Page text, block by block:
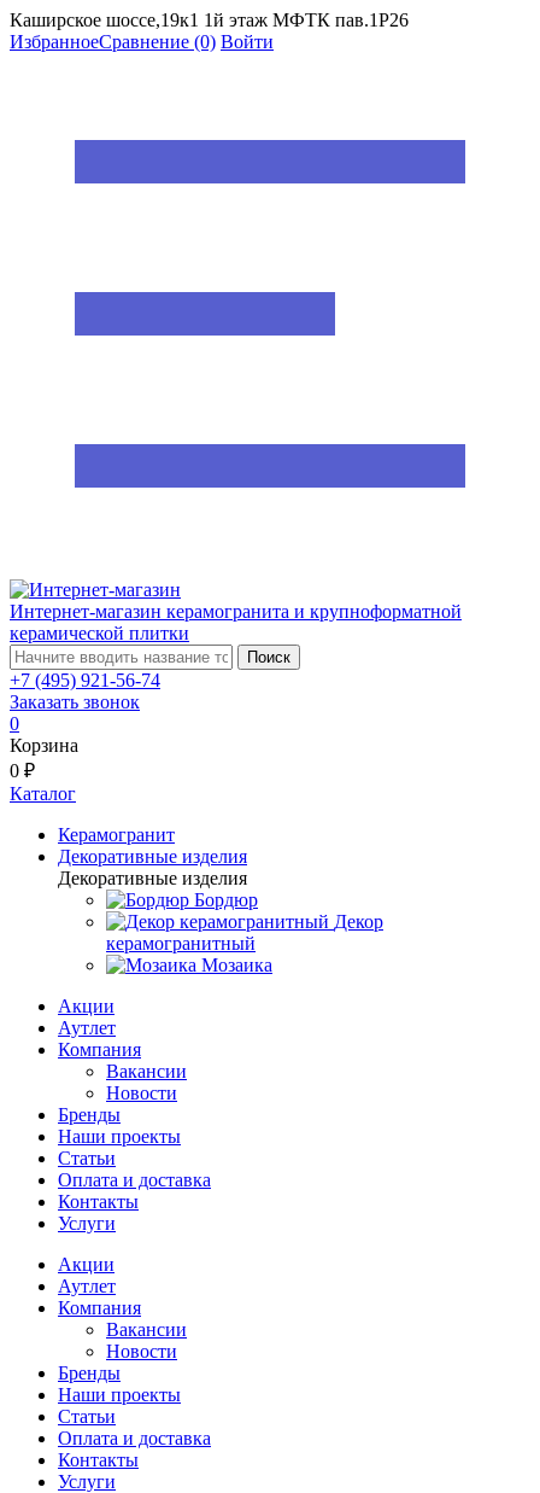
Каширское шоссе,19к1 1й этаж МФТК пав.1Р26
ИзбранноеСравнение (0) Войти
Интернет-магазин керамогранита и крупноформатной
керамической плитки
Поиск
+7 (495) 921-56-74
Заказать звонок
0
Корзина
0 ₽
Каталог
Керамогранит
Декоративные изделия
Декоративные изделия
Бордюр
Декор
керамогранитный
Мозаика
Акции
Аутлет
Компания
Вакансии
Новости
Бренды
Наши проекты
Статьи
Оплата и доставка
Контакты
Услуги
Акции
Аутлет
Компания
Вакансии
Новости
Бренды
Наши проекты
Статьи
Оплата и доставка
Контакты
Услуги